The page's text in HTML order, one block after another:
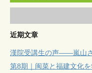
近期文章
漢院受講生の声——嵐山
第8期｜闽菜と福建文化